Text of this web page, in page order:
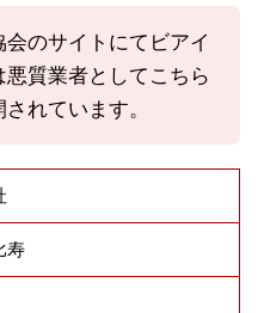
会のサイトにてビアイ
悪質業者としてこちら
れています。
寿